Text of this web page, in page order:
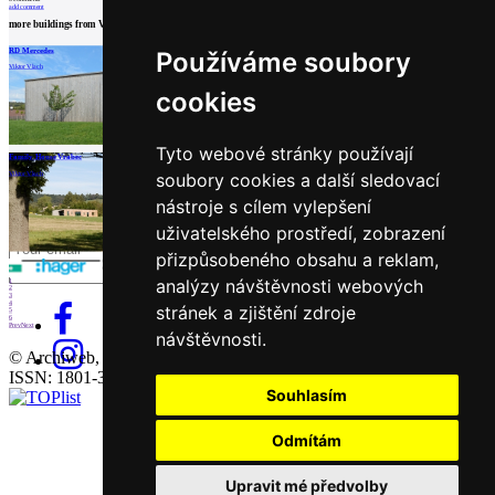
Používáme soubory
cookies
Tyto webové stránky používají
soubory cookies a další sledovací
nástroje s cílem vylepšení
uživatelského prostředí, zobrazení
přizpůsobeného obsahu a reklam,
analýzy návštěvnosti webových
stránek a zjištění zdroje
návštěvnosti.
Souhlasím
Odmítám
Upravit mé předvolby
add comment
more buildings fromViktor Vlach
RD Mercedes
Viktor Vlach
Spicy Store
Viktor Vlach Viktor Vlach
Family House Vrabec
Viktor Vlach
load more
Partners
1
2
3
4
5
6
PrevNext
of
suppliers
Insert
ad to
job
find
Newsletter
Sign for a weekly newsletter:
Fill in „nospam“
© Archiweb, s.r.o. 1997-2026
ISSN: 1801-3902